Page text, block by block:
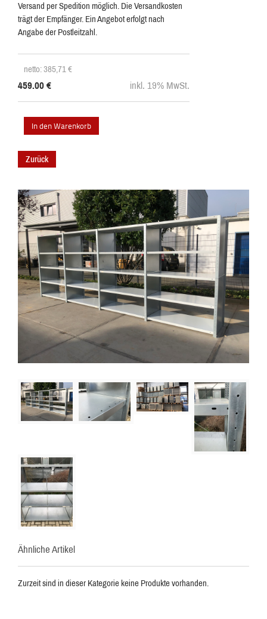
Versand per Spedition möglich. Die Versandkosten
trägt der Empfänger. Ein Angebot erfolgt nach
Angabe der Postleitzahl.
netto: 385,71 €
459.00 € inkl. 19% MwSt.
Zurück
Ähnliche Artikel
Zurzeit sind in dieser Kategorie keine Produkte vorhanden.